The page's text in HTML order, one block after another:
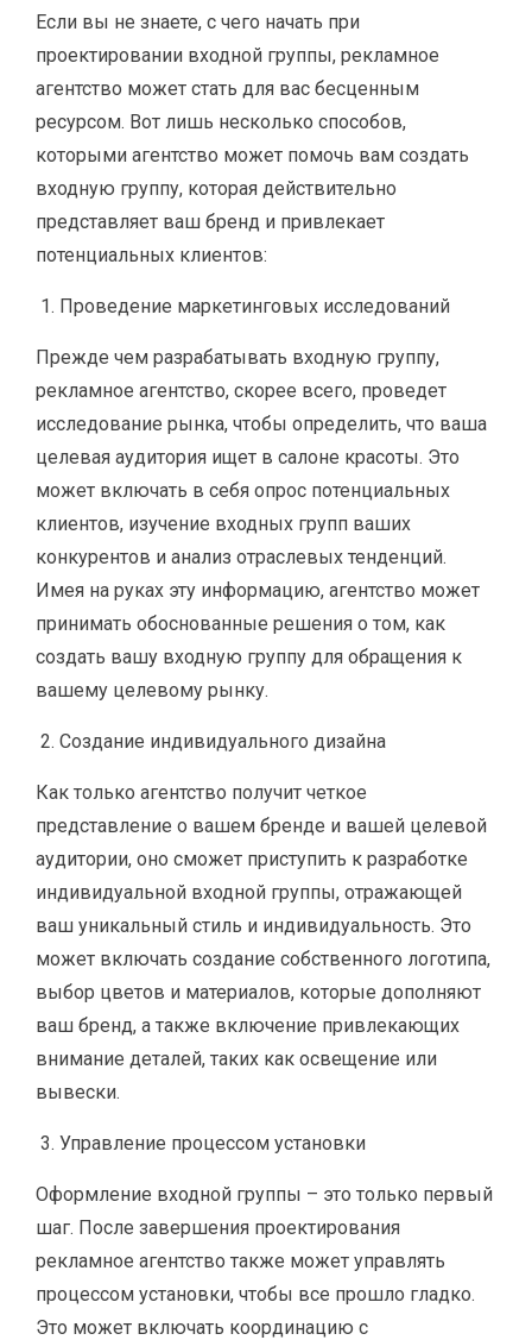
Если вы не знаете, с чего начать при
проектировании входной группы, рекламное
агентство может стать для вас бесценным
ресурсом. Вот лишь несколько способов,
которыми агентство может помочь вам создать
входную группу, которая действительно
представляет ваш бренд и привлекает
потенциальных клиентов:
Проведение маркетинговых исследований
Прежде чем разрабатывать входную группу,
рекламное агентство, скорее всего, проведет
исследование рынка, чтобы определить, что ваша
целевая аудитория ищет в салоне красоты. Это
может включать в себя опрос потенциальных
клиентов, изучение входных групп ваших
конкурентов и анализ отраслевых тенденций.
Имея на руках эту информацию, агентство может
принимать обоснованные решения о том, как
создать вашу входную группу для обращения к
вашему целевому рынку.
Создание индивидуального дизайна
Как только агентство получит четкое
представление о вашем бренде и вашей целевой
аудитории, оно сможет приступить к разработке
индивидуальной входной группы, отражающей
ваш уникальный стиль и индивидуальность. Это
может включать создание собственного логотипа,
выбор цветов и материалов, которые дополняют
ваш бренд, а также включение привлекающих
внимание деталей, таких как освещение или
вывески.
Управление процессом установки
Оформление входной группы – это только первый
шаг. После завершения проектирования
рекламное агентство также может управлять
процессом установки, чтобы все прошло гладко.
Это может включать координацию с